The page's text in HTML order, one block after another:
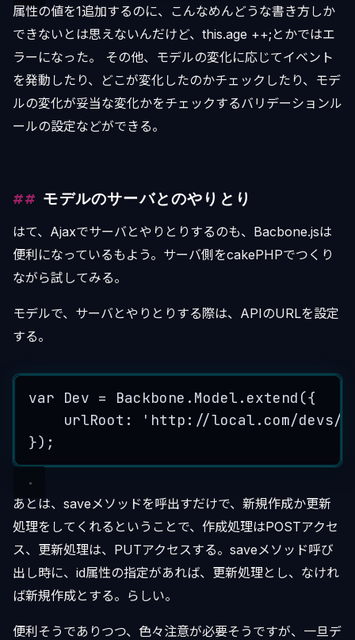
属性の値を1追加するのに、こんなめんどうな書き方しか
できないとは思えないんだけど、this.age ++;とかではエ
ラーになった。 その他、モデルの変化に応じてイベント
を発動したり、どこが変化したのかチェックしたり、モデ
ルの変化が妥当な変化かをチェックするバリデーションル
ールの設定などができる。
モデルのサーバとのやりとり
はて、Ajaxでサーバとやりとりするのも、Bacbone.jsは
便利になっているもよう。サーバ側をcakePHPでつくり
ながら試してみる。
モデルで、サーバとやりとりする際は、APIのURLを設定
する。
var Dev = Backbone . Model . extend ({
urlRoot : ' http://local.com/devs/
});
あとは、saveメソッドを呼出すだけで、新規作成か更新
処理をしてくれるということで、作成処理はPOSTアクセ
ス、更新処理は、PUTアクセスする。saveメソッド呼び
出し時に、id属性の指定があれば、更新処理とし、なけれ
ば新規作成とする。らしい。
便利そうでありつつ、色々注意が必要そうですが、一旦デ